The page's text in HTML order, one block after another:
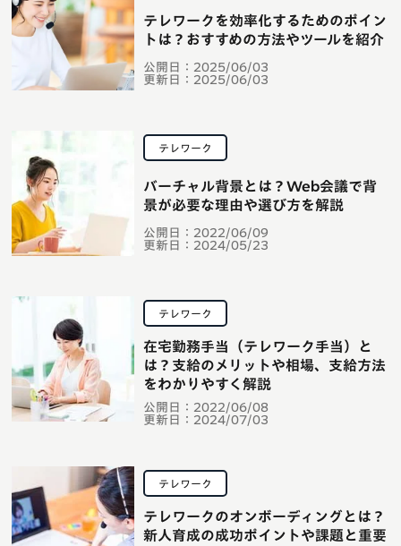
公開日： 2025/06/03
更新日： 2025/06/03
テレワークを効率化するためのポイン
トは？おすすめの方法やツールを紹介
テレワーク
公開日： 2022/06/09
更新日： 2024/05/23
バーチャル背景とは？Web会議で背
景が必要な理由や選び方を解説
テレワーク
公開日： 2022/06/08
更新日： 2024/07/03
在宅勤務手当（テレワーク手当）と
は？支給のメリットや相場、支給方法
をわかりやすく解説
テレワーク
テレワークのオンボーディングとは？
新人育成の成功ポイントや課題と重要